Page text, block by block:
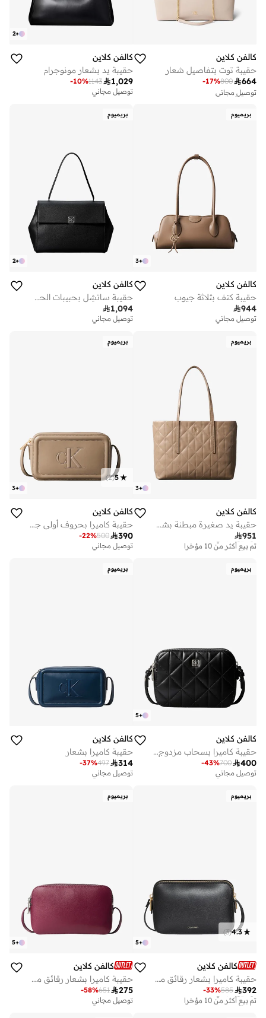
كالفن كلاين
حقيبة توت بتفاصيل شعار
664
800
-17%
توصيل مجاني
تم بيع أكثر من 10 مؤخرا
توصيل مجاني
+
2
كالفن كلاين
حقيبة يد بشعار مونوجرام
1,029
1143
-10%
توصيل مجاني
بريميوم
+
3
كالفن كلاين
حقيبة كتف بثلاثة جيوب
944
توصيل مجاني
بريميوم
+
2
كالفن كلاين
حقيبة ساتشِل بحبيبات الحصى
1,094
توصيل مجاني
بريميوم
+
3
كالفن كلاين
حقيبة يد صغيرة مبطنة بشعار مطرز
951
توصيل مجاني
تم بيع أكثر من 10 مؤخرا
بريميوم
+
3
5
(
2
)
كالفن كلاين
حقيبة كاميرا بحروف أولى جريئة
390
500
-22%
توصيل مجاني
بريميوم
+
5
كالفن كلاين
حقيبة كاميرا بسحاب مزدوج وشعار مطرز
400
700
-43%
توصيل مجاني
بريميوم
كالفن كلاين
حقيبة كاميرا بشعار
314
497
-37%
توصيل مجاني
بريميوم
+
5
4.3
(
3
)
كالفن كلاين
حقيبة كاميرا بشعار رقائق معدنية ممدودة
392
585
-33%
توصيل مجاني
تم بيع أكثر من 10 مؤخرا
بريميوم
+
5
كالفن كلاين
حقيبة كاميرا بشعار رقائق معدنية
275
651
-58%
توصيل مجاني